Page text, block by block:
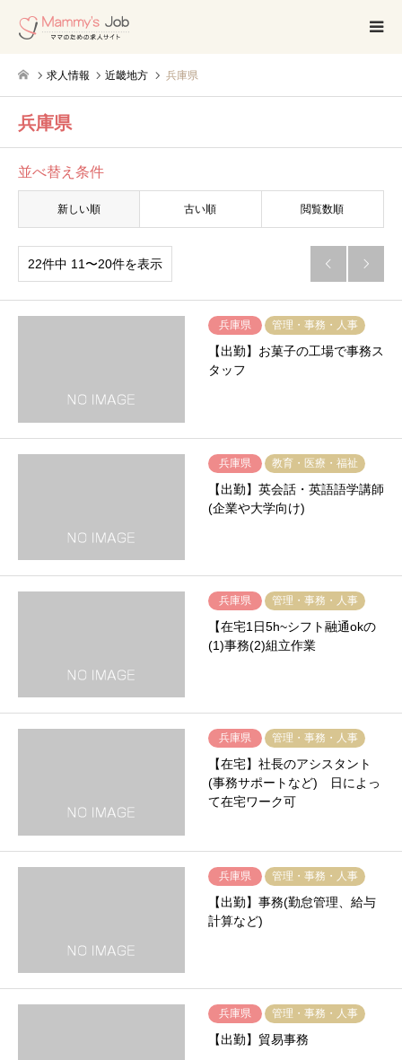
求人情報 近畿地方 兵庫県
兵庫県
並べ替え条件
新しい順 古い順 閲覧数順
22件中 11〜20件を表示  
兵庫県 管理・事務・人事
【出勤】お菓子の工場で事務ス
タッフ
兵庫県 教育・医療・福祉
【出勤】英会話・英語語学講師
(企業や大学向け)
兵庫県 管理・事務・人事
【在宅1日5h~シフト融通okの
(1)事務(2)組立作業
兵庫県 管理・事務・人事
【在宅】社長のアシスタント
(事務サポートなど) 日によっ
て在宅ワーク可
兵庫県 管理・事務・人事
【出勤】事務(勤怠管理、給与
計算など)
兵庫県 管理・事務・人事
【出勤】貿易事務